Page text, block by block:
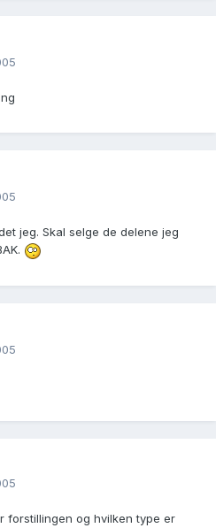
jeg. Skal selge de delene jeg
forstillingen og hvilken type er